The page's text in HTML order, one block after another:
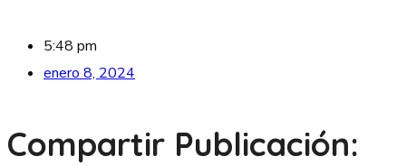
5:48 pm
enero 8, 2024
Compartir Publicación: